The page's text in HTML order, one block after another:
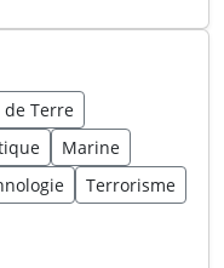
de Terre
Marine
Terrorisme